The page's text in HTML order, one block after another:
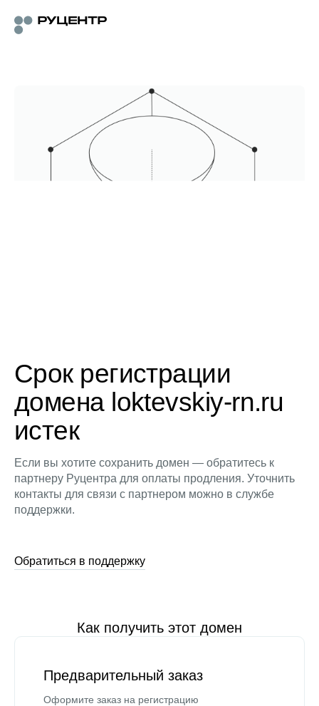
Срок регистрации
домена loktevskiy-rn.ru
истек
Если вы хотите сохранить домен — обратитесь к
партнеру Руцентра для оплаты продления. Уточнить
контакты для связи с партнером можно в службе
поддержки.
Обратиться в поддержку
Как получить этот домен
Предварительный заказ
Оформите заказ на регистрацию